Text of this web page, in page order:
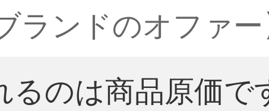
ランドのオファ
るのは商品原価で